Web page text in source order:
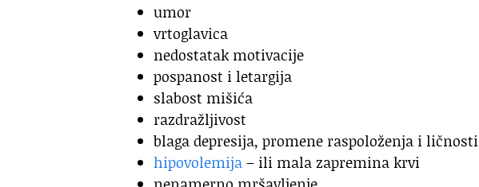
umor
vrtoglavica
nedostatak motivacije
pospanost i letargija
slabost mišića
razdražljivost
blaga depresija, promene raspoloženja i ličnosti
hipovolemija– ili mala zapremina krvi